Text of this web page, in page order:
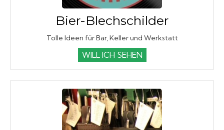
Bier-Blechschilder
Tolle Ideen für Bar, Keller und Werkstatt
WILL ICH SEHEN